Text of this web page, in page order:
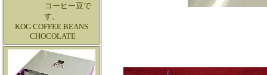
コーヒー豆で
す。
KOG COFFEE BEANS
CHOCOLATE